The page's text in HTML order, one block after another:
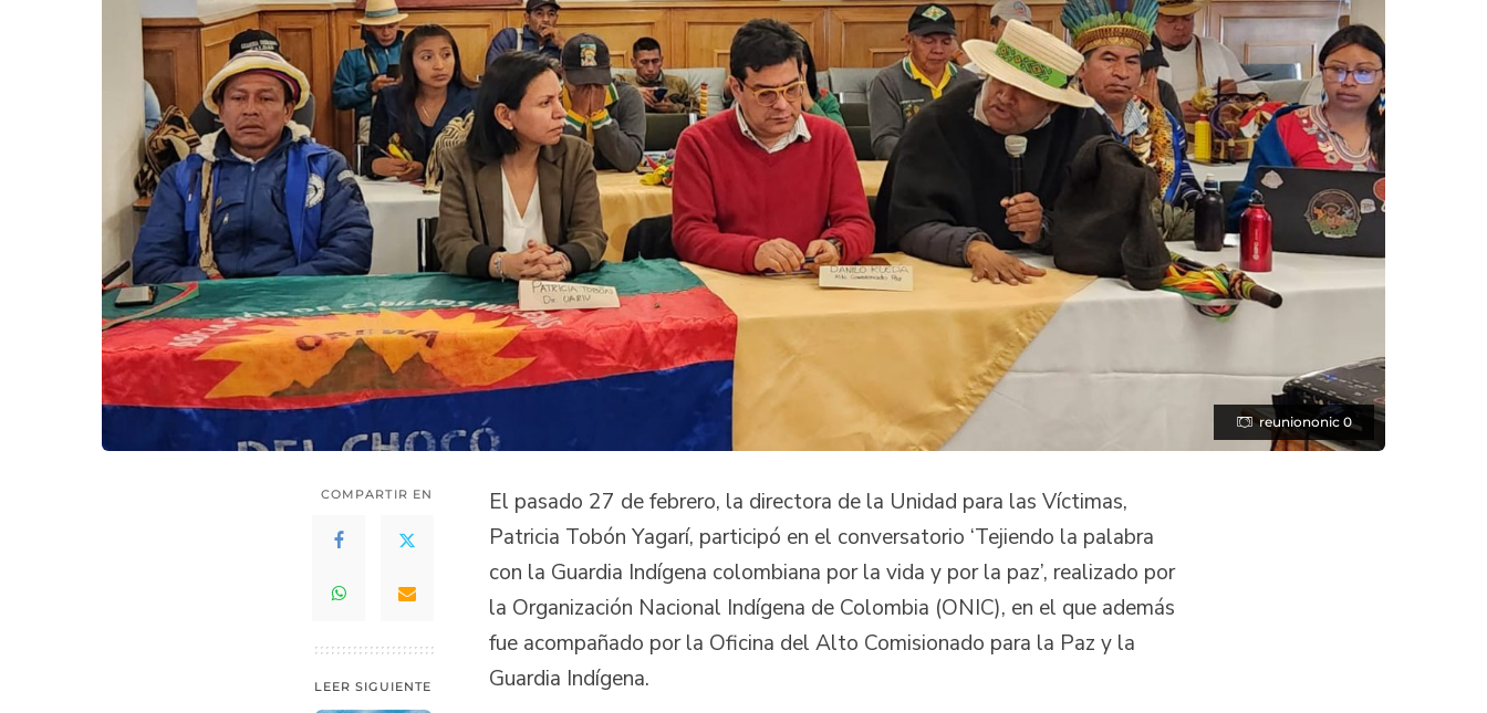
reuniononic 0
COMPARTIR EN
LEER SIGUIENTE
El pasado 27 de febrero, la directora de la Unidad para las Víctimas,
Patricia Tobón Yagarí, participó en el conversatorio ‘Tejiendo la palabra
con la Guardia Indígena colombiana por la vida y por la paz’, realizado por
la Organización Nacional Indígena de Colombia (ONIC), en el que además
fue acompañado por la Oficina del Alto Comisionado para la Paz y la
Guardia Indígena.